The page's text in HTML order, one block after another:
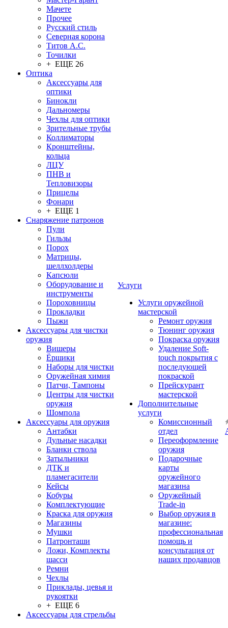
Мачете
Прочее
Русский стиль
Северная корона
Титов А.С.
Точилки
+ ЕЩЕ 26
Оптика
Аксессуары для
оптики
Бинокли
Дальномеры
Чехлы для оптики
Зрительные трубы
Коллиматоры
Кронштейны,
кольца
ЛЦУ
ПНВ и
Тепловизоры
Прицелы
Фонари
+ ЕЩЕ 1
Снаряжение патронов
Пули
Гильзы
Порох
Матрицы,
шеллхолдеры
Капсюли
Оборудование и
инструменты
Пороховницы
Прокладки
Пыжи
Аксессуары для чистки
оружия
Вишеры
Ёршики
Наборы для чистки
Оружейная химия
Патчи, Тампоны
Центры для чистки
оружия
Шомпола
Аксессуары для оружия
Антабки
Дульные насадки
Бланки ствола
Затыльники
ДТК и
пламегасители
Кейсы
Кобуры
Комплектующие
Краска для оружия
Магазины
Мушки
Патронташи
Ложи, Комплекты
шасси
Ремни
Чехлы
Приклады, цевья и
рукоятки
+ ЕЩЕ 6
Аксессуары для стрельбы
Услуги
Услуги оружейной
мастерской
Ремонт оружия
Тюнинг оружия
Покраска оружия
Удаление Soft-
touch покрытия с
последующей
покраской
Прейскурант
мастерской
Дополнительные
услуги
Комиссионный
отдел
Переоформление
оружия
Подарочные
карты
оружейного
магазина
Оружейный
Trade-in
Выбор оружия в
магазине:
профессиональная
помощь и
консультация от
наших продавцов